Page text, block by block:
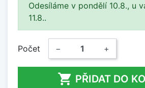
Odesíláme v pondělí 10.8., u
11.8..
Počet − +
 PŘIDAT DO